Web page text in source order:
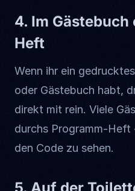
4. Im
Heft
Wenn ihr ein
oder Gästebuch habt,
direkt mit rein. Viele
durchs Programm-
den Code zu sehen.
5. Auf der